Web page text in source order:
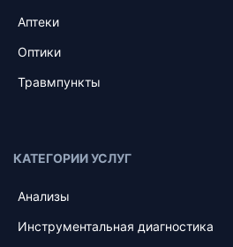
Аптеки
Оптики
Травмпункты
КАТЕГОРИИ УСЛУГ
Анализы
Инструментальная диагностика